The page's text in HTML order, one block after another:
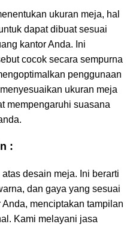
ukuran meja, hal
dapat dibuat sesuai
kantor Anda. Ini
cocok secara sempurna
penggunaan
ukuran meja
mempengaruhi suasana
:
desain meja. Ini berarti
dan gaya yang sesuai
menciptakan tampilan
Kami melayani jasa